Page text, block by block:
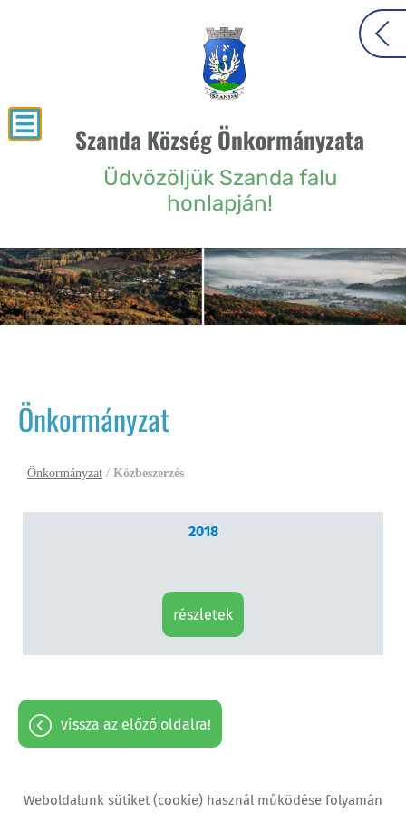
Szanda Község Önkormányzata
Üdvözöljük Szanda falu
honlapján!
Önkormányzat
Önkormányzat / Közbeszerzés
2018
részletek
vissza az előző oldalra!
Weboldalunk sütiket (cookie) használ működése folyamán